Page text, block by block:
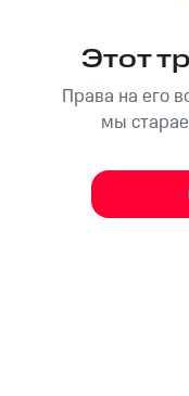
Этот
Права на его
мы